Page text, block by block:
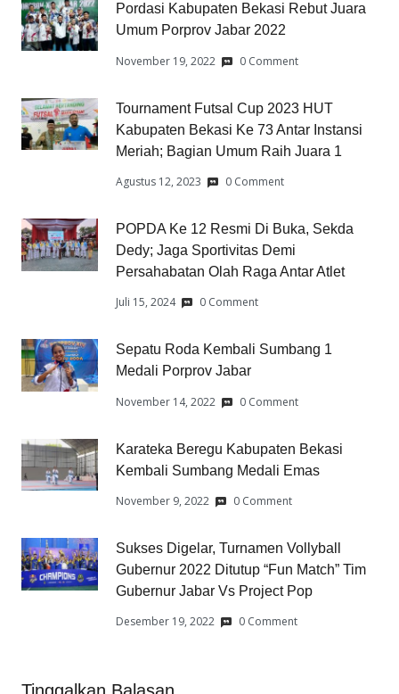
Pordasi Kabupaten Bekasi Rebut Juara
Umum Porprov Jabar 2022
November 19, 2022 0 Comment
Tournament Futsal Cup 2023 HUT
Kabupaten Bekasi Ke 73 Antar Instansi
Meriah; Bagian Umum Raih Juara 1
Agustus 12, 2023 0 Comment
POPDA Ke 12 Resmi Di Buka, Sekda
Dedy; Jaga Sportivitas Demi
Persahabatan Olah Raga Antar Atlet
Juli 15, 2024 0 Comment
Sepatu Roda Kembali Sumbang 1
Medali Porprov Jabar
November 14, 2022 0 Comment
Karateka Beregu Kabupaten Bekasi
Kembali Sumbang Medali Emas
November 9, 2022 0 Comment
Sukses Digelar, Turnamen Vollyball
Gubernur 2022 Ditutup “Fun Match” Tim
Gubernur Jabar Vs Project Pop
Desember 19, 2022 0 Comment